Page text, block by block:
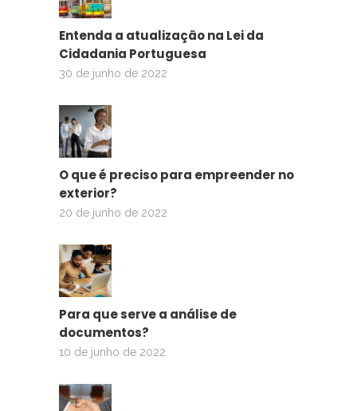
Entenda a atualização na Lei da
Cidadania Portuguesa
30 de junho de 2022
O que é preciso para empreender no
exterior?
20 de junho de 2022
Para que serve a análise de
documentos?
10 de junho de 2022